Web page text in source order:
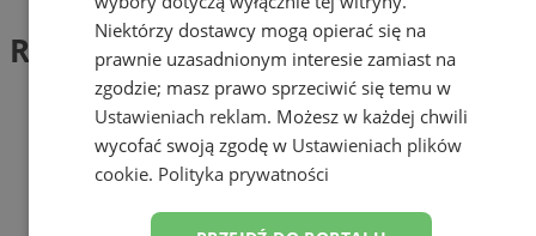
Rodzina (1)Niektórzy dostawcy mogą opierać się na
prawnie uzasadnionym interesie zamiast na
zgodzie; masz prawo sprzeciwić się temu w
Ustawieniach reklam. Możesz w każdej chwili
wycofać swoją zgodę w Ustawieniach plików
cookie. Polityka prywatności